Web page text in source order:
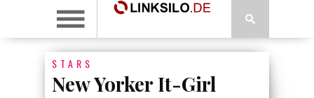
STARS
New Yorker It-Girl